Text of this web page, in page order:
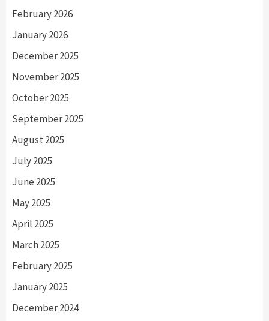
February 2026
January 2026
December 2025
November 2025
October 2025
September 2025
August 2025
July 2025
June 2025
May 2025
April 2025
March 2025
February 2025
January 2025
December 2024